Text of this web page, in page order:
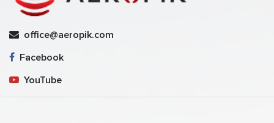
office@aeropik.com
Facebook
YouTube